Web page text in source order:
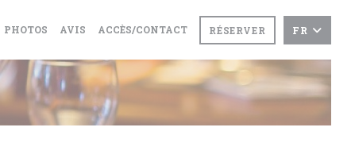
PHOTOS AVIS ACCÈS/CONTACT RÉSERVER FR